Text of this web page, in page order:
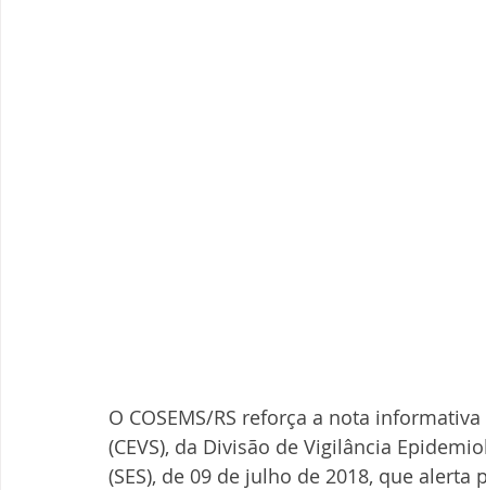
O COSEMS/RS reforça a nota
(CEVS), da Divisão de Vigilância
(SES), de 09 de julho de 2018, que